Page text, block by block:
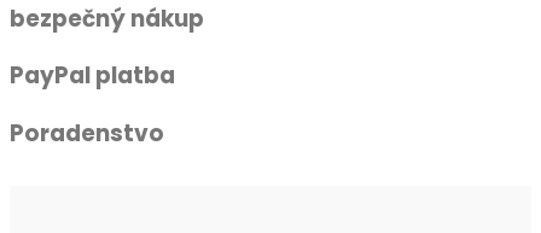
bezpečný nákup
PayPal platba
Poradenstvo